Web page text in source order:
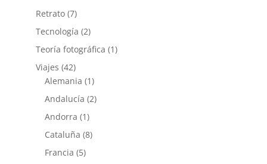
Retrato(7)
Tecnología (2)
Teoría fotográfica (1)
Viajes (42)
Alemania (1)
Andalucía (2)
Andorra (1)
Cataluña (8)
Francia (5)